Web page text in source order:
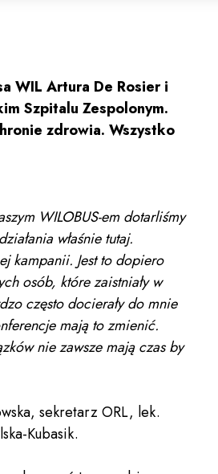
WIL Artura De Rosier i
Szpitalu Zespolonym.
zdrowia. Wszystko
WILOBUS-em dotarliśmy
właśnie tutaj.
kampanii. Jest to dopiero
osób, które zaistniały w
często docierały do mnie
mają to zmienić.
nie zawsze mają czas by
sekretarz ORL, lek.
Kubasik.